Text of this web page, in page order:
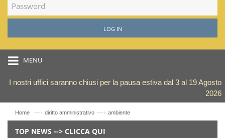
LOG IN
MENU
I nostri uffici saranno chiusi per la pausa estiva dal 3 al 19 Agosto
2026
Home —› diritto amministrativo —› ambiente
TOP NEWS --> CLICCA QUI